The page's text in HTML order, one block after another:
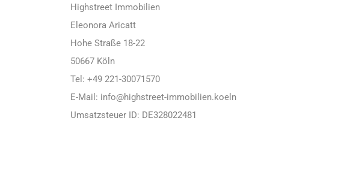
Highstreet Immobilien
Eleonora Aricatt
Hohe Straße 18-22
50667 Köln
Tel: +49 221-30071570
E-Mail: info@highstreet-immobilien.koeln
Umsatzsteuer ID: DE328022481